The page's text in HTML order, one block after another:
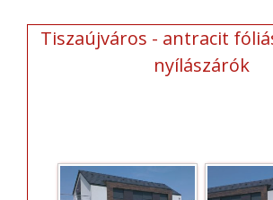
Tiszaújváros - antracit
nyílászárók